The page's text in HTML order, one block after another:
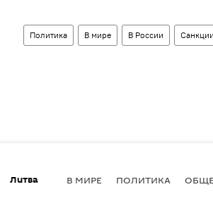
Политика В мире В России
Литва В МИРЕ ПОЛИТИКА